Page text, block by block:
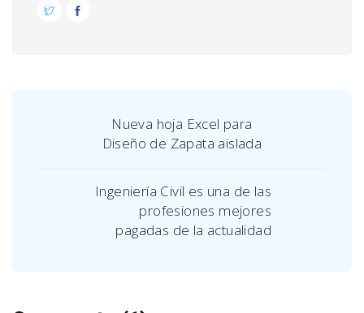
Nueva hoja Excel para
Diseño de Zapata aislada
Ingeniería Civil es una de las
profesiones mejores
pagadas de la actualidad